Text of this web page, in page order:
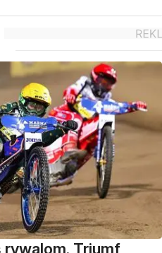
rywalom. Triumf